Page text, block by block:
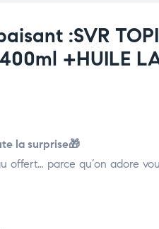
:SVR
+HUILE
la surprise🎁
offert… parce qu’on adore